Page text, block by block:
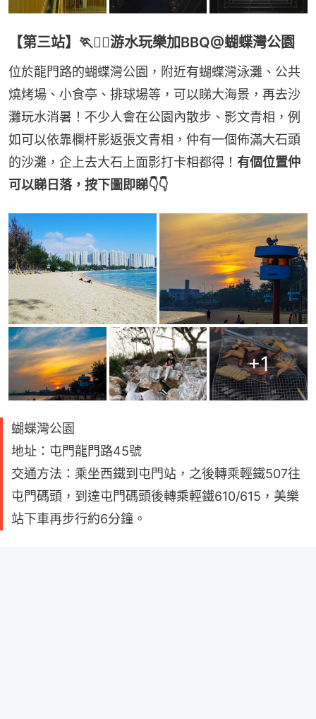
【第三站】🏃🏃‍♀️游水玩樂加BBQ@蝴蝶灣公園
位於龍門路的蝴蝶灣公園，附近有蝴蝶灣泳灘、公共
燒烤場、小食亭、排球場等，可以睇大海景，再去沙
灘玩水消暑！不少人會在公園內散步、影文青相，例
如可以依靠欄杆影返張文青相，仲有一個佈滿大石頭
的沙灘，企上去大石上面影打卡相都得！ 有個位置仲
可以睇日落，按下圖即睇👇👇
+1
蝴蝶灣公園
地址：屯門龍門路45號
交通方法：乘坐西鐵到屯門站，之後轉乘輕鐵507往
屯門碼頭，到達屯門碼頭後轉乘輕鐵610/615，美樂
站下車再步行約6分鐘。